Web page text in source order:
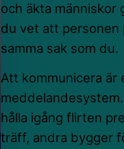
och äkta människor
du vet att personen
samma sak som du.
Att kommunicera är
hålla igång flirten
träff, andra bygger